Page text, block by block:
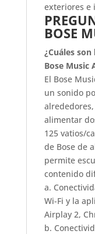
exteriores e
BOSE
¿Cuáles
Bose Music
El Bose
un sonido
alimentar
125 vatios/
de Bose de
permite
contenido
a.
Wi-Fi y la
Airplay 2,
b.